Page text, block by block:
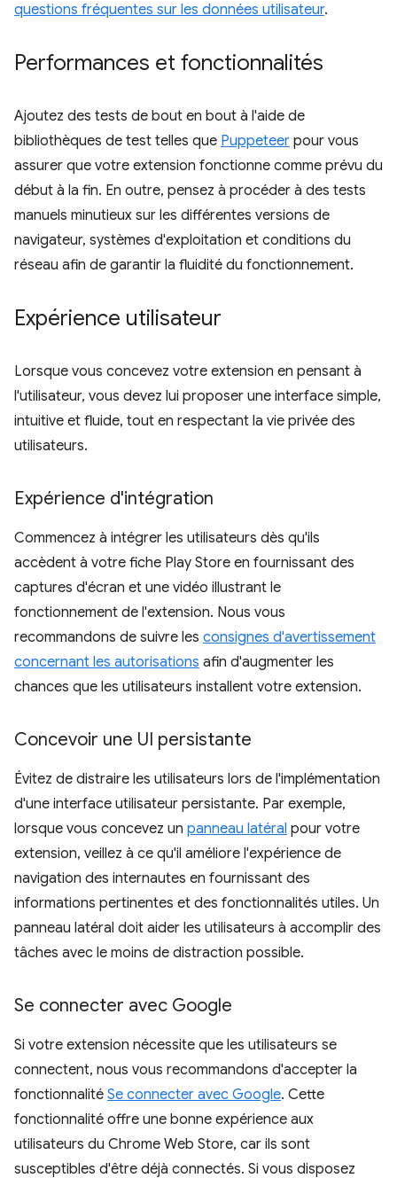
questions fréquentes sur les données utilisateur.
Performances et fonctionnalités
Ajoutez des tests de bout en bout à l'aide de
bibliothèques de test telles que Puppeteer pour vous
assurer que votre extension fonctionne comme prévu du
début à la fin. En outre, pensez à procéder à des tests
manuels minutieux sur les différentes versions de
navigateur, systèmes d'exploitation et conditions du
réseau afin de garantir la fluidité du fonctionnement.
Expérience utilisateur
Lorsque vous concevez votre extension en pensant à
l'utilisateur, vous devez lui proposer une interface simple,
intuitive et fluide, tout en respectant la vie privée des
utilisateurs.
Expérience d'intégration
Commencez à intégrer les utilisateurs dès qu'ils
accèdent à votre fiche Play Store en fournissant des
captures d'écran et une vidéo illustrant le
fonctionnement de l'extension. Nous vous
recommandons de suivre les consignes d'avertissement
concernant les autorisations afin d'augmenter les
chances que les utilisateurs installent votre extension.
Concevoir une UI persistante
Évitez de distraire les utilisateurs lors de l'implémentation
d'une interface utilisateur persistante. Par exemple,
lorsque vous concevez un panneau latéral pour votre
extension, veillez à ce qu'il améliore l'expérience de
navigation des internautes en fournissant des
informations pertinentes et des fonctionnalités utiles. Un
panneau latéral doit aider les utilisateurs à accomplir des
tâches avec le moins de distraction possible.
Se connecter avec Google
Si votre extension nécessite que les utilisateurs se
connectent, nous vous recommandons d'accepter la
fonctionnalité Se connecter avec Google. Cette
fonctionnalité offre une bonne expérience aux
utilisateurs du Chrome Web Store, car ils sont
susceptibles d'être déjà connectés. Si vous disposez